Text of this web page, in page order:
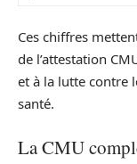
Ces chiffres
de l’attestation
et à la lutte contre
santé.
La CMU